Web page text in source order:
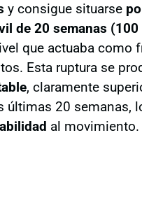
y consigue situarse
de 20 semanas (100
que actuaba como
Esta ruptura se
, claramente
últimas 20 semanas,
al movimiento.